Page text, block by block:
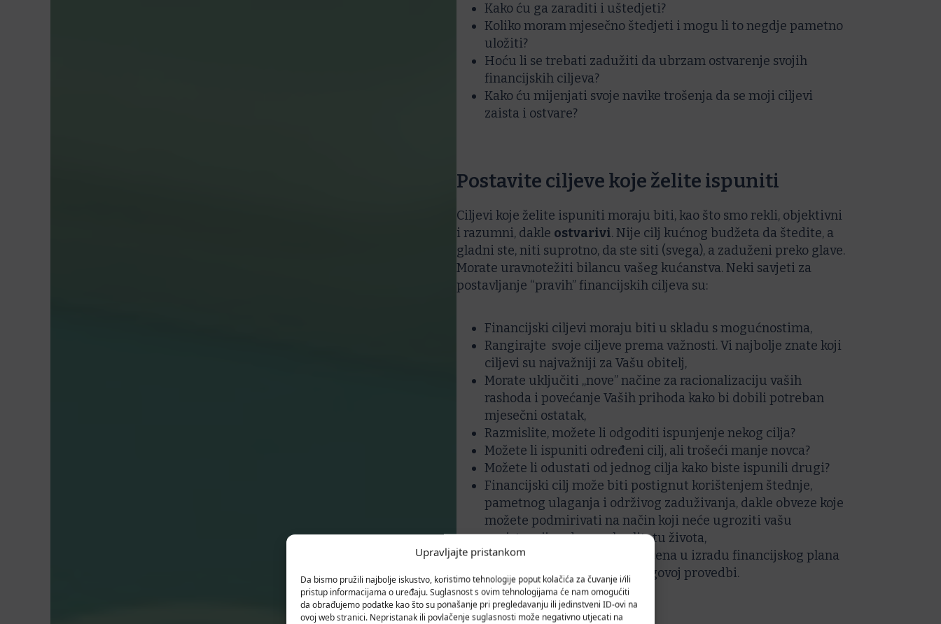
Upravljajte pristankom
Da bismo pružili najbolje iskustvo, koristimo tehnologije poput kolačića za čuvanje i/ili
pristup informacijama o uređaju. Suglasnost s ovim tehnologijama će nam omogućiti
da obrađujemo podatke kao što su ponašanje pri pregledavanju ili jedinstveni ID-ovi na
ovoj web stranici. Nepristanak ili povlačenje suglasnosti može negativno utjecati na
Kako ću ga zaraditi i uštedjeti?
Koliko moram mjesečno štedjeti i mogu li to negdje pametno
uložiti?
Hoću li se trebati zadužiti da ubrzam ostvarenje svojih
financijskih ciljeva?
Kako ću mijenjati svoje navike trošenja da se moji ciljevi
zaista i ostvare?
Postavite ciljeve koje želite ispuniti
Ciljevi koje želite ispuniti moraju biti, kao što smo rekli, objektivni
i razumni, dakle ostvarivi. Nije cilj kućnog budžeta da štedite, a
gladni ste, niti suprotno, da ste siti (svega), a zaduženi preko glave.
Morate uravnotežiti bilancu vašeg kućanstva. Neki savjeti za
postavljanje “pravih” financijskih ciljeva su:
Financijski ciljevi moraju biti u skladu s mogućnostima,
Rangirajte svoje ciljeve prema važnosti. Vi najbolje znate koji
ciljevi su najvažniji za Vašu obitelj,
Morate uključiti „nove” načine za racionalizaciju vaših
rashoda i povećanje Vaših prihoda kako bi dobili potreban
mjesečni ostatak,
Razmislite, možete li odgoditi ispunjenje nekog cilja?
Možete li ispuniti određeni cilj, ali trošeći manje novca?
Možete li odustati od jednog cilja kako biste ispunili drugi?
Financijski cilj može biti postignut korištenjem štednje,
pametnog ulaganja i održivog zaduživanja, dakle obveze koje
možete podmirivati na način koji neće ugroziti vašu
egzistenciju odnosno kvalitetu života,
Cijela obitelj mora biti uključena u izradu financijskog plana
pa će predanije raditi na njegovoj provedbi.